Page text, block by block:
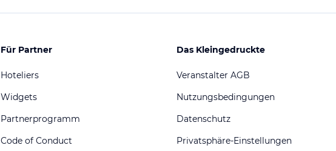
Für Partner
Hoteliers
Widgets
Partnerprogramm
Code of Conduct
Das Kleingedruckte
Veranstalter AGB
Nutzungsbedingungen
Datenschutz
Privatsphäre-Einstellungen